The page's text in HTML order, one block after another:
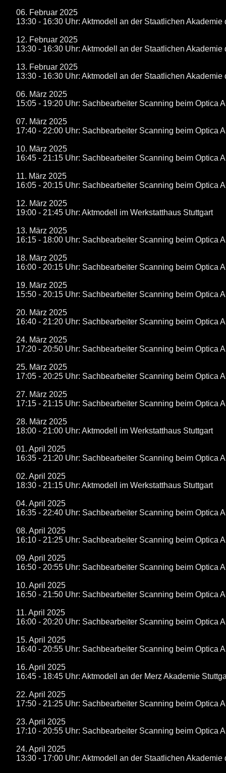
06. Februar 2025
13:30 - 16:30 Uhr: Aktmodell an der Staatlichen
12. Februar 2025
13:30 - 16:30 Uhr: Aktmodell an der Staatlichen
13. Februar 2025
13:30 - 16:30 Uhr: Aktmodell an der Staatlichen
06. März 2025
15:05 - 19:20 Uhr: Sachbearbeiter Scanning beim Optica
07. März 2025
17:40 - 22:00 Uhr: Sachbearbeiter Scanning beim Optica
10. März 2025
16:45 - 21:15 Uhr: Sachbearbeiter Scanning beim Optica
11. März 2025
16:05 - 20:15 Uhr: Sachbearbeiter Scanning beim Optica
12. März 2025
19:00 - 21:45 Uhr: Aktmodell im Werkstatthaus Stuttgart
13. März 2025
16:15 - 18:00 Uhr: Sachbearbeiter Scanning beim Optica
18. März 2025
16:00 - 20:15 Uhr: Sachbearbeiter Scanning beim Optica
19. März 2025
15:50 - 20:15 Uhr: Sachbearbeiter Scanning beim Optica
20. März 2025
16:40 - 21:20 Uhr: Sachbearbeiter Scanning beim Optica
24. März 2025
17:20 - 20:50 Uhr: Sachbearbeiter Scanning beim Optica
25. März 2025
17:05 - 20:25 Uhr: Sachbearbeiter Scanning beim Optica
27. März 2025
17:15 - 21:15 Uhr: Sachbearbeiter Scanning beim Optica
28. März 2025
18:00 - 21:00 Uhr: Aktmodell im Werkstatthaus Stuttgart
01. April 2025
16:35 - 21:20 Uhr: Sachbearbeiter Scanning beim Optica
02. April 2025
18:30 - 21:15 Uhr: Aktmodell im Werkstatthaus Stuttgart
04. April 2025
16:35 - 22:40 Uhr: Sachbearbeiter Scanning beim Optica
08. April 2025
16:10 - 21:25 Uhr: Sachbearbeiter Scanning beim Optica
09. April 2025
16:50 - 20:55 Uhr: Sachbearbeiter Scanning beim Optica
10. April 2025
16:50 - 21:50 Uhr: Sachbearbeiter Scanning beim Optica
11. April 2025
16:00 - 20:20 Uhr: Sachbearbeiter Scanning beim Optica
15. April 2025
16:40 - 20:55 Uhr: Sachbearbeiter Scanning beim Optica
16. April 2025
16:45 - 18:45 Uhr: Aktmodell an der Merz Akademie
22. April 2025
17:50 - 21:25 Uhr: Sachbearbeiter Scanning beim Optica
23. April 2025
17:10 - 20:55 Uhr: Sachbearbeiter Scanning beim Optica
24. April 2025
13:30 - 17:00 Uhr: Aktmodell an der Staatlichen